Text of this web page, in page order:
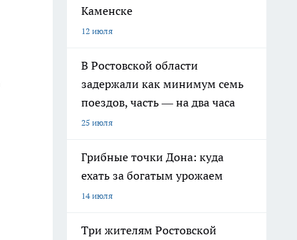
Каменске
12 июля
В Ростовской области
задержали как минимум семь
поездов, часть — на два часа
25 июля
Грибные точки Дона: куда
ехать за богатым урожаем
14 июля
Три жителям Ростовской